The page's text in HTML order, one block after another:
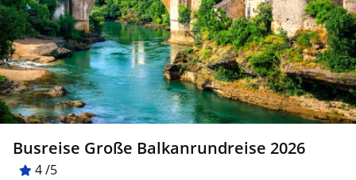
Busreise Große Balkanrundreise 2026
4 /5